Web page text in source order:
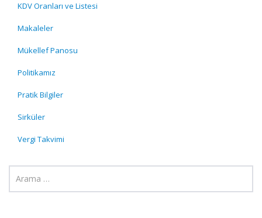
KDV Oranları ve Listesi
Makaleler
Mükellef Panosu
Politikamız
Pratik Bilgiler
Sirküler
Vergi Takvimi